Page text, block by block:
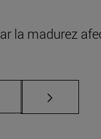
la madurez
Use TAB para